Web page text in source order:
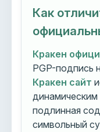
Как
Кракен
PGP-подпись
Кракен сайт
подлинная
символьный